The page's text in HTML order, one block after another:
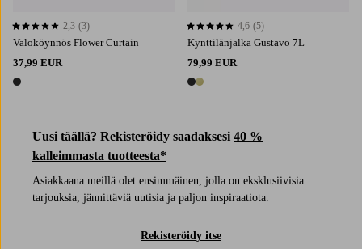
Valoköynnös Flower Curtain
37,99 EUR
1 väri
2,3 perustuen 3 arvosanaan
2,3 (3)
Kynttilänjalka Gustavo 7L
79,99 EUR
2 värejä
4,6 perustuen 5 arvosanaan
4,6 (5)
Uusi täällä? Rekisteröidy saadaksesi 40 %
kalleimmasta tuotteesta*
Asiakkaana meillä olet ensimmäinen, jolla on eksklusiivisia
tarjouksia, jännittäviä uutisia ja paljon inspiraatiota.
Rekisteröidy itse